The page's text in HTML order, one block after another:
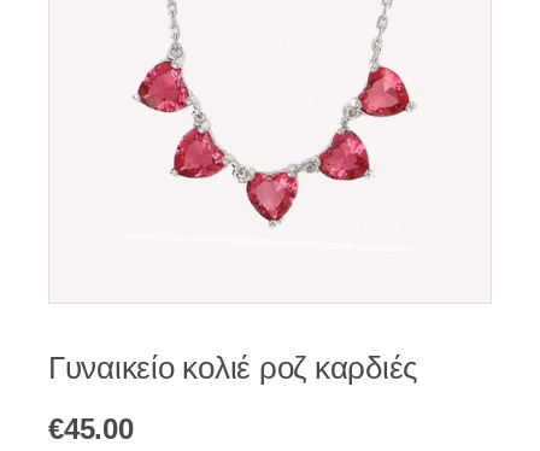
Γυναικείο κολιέ ροζ καρδιές
€45.00